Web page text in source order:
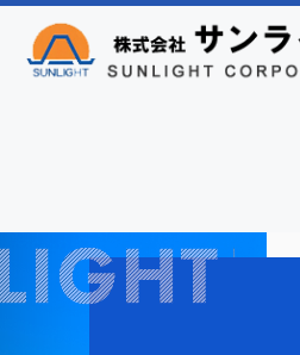
国 際 支 援 物 流